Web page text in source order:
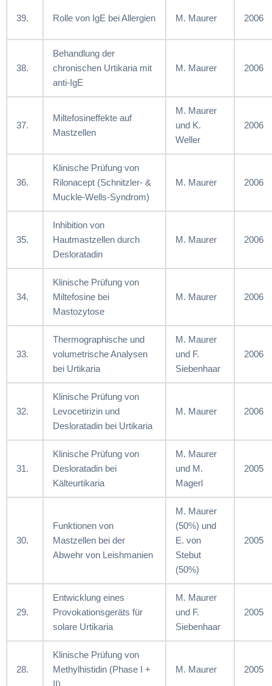
39. Rolle von IgE bei Allergien M. Maurer 2006
38.
Behandlung der
chronischen Urtikaria mit
anti-IgE
M. Maurer 2006
37.
Miltefosineffekte auf
Mastzellen
M. Maurer
und K.
Weller
2006
36.
Klinische Prüfung von
Rilonacept (Schnitzler- &
Muckle-Wells-Syndrom)
M. Maurer 2006
35.
Inhibition von
Hautmastzellen durch
Desloratadin
M. Maurer 2006
34.
Klinische Prüfung von
Miltefosine bei
Mastozytose
M. Maurer 2006
33.
Thermographische und
volumetrische Analysen
bei Urtikaria
M. Maurer
und F.
Siebenhaar
2006
32.
Klinische Prüfung von
Levocetirizin und
Desloratadin bei Urtikaria
M. Maurer 2006
31.
Klinische Prüfung von
Desloratadin bei
Kälteurtikaria
M. Maurer
und M.
Magerl
2005
30.
Funktionen von
Mastzellen bei der
Abwehr von Leishmanien
M. Maurer
(50%) und
E. von
Stebut
(50%)
2005
29.
Entwicklung eines
Provokationsgeräts für
solare Urtikaria
M. Maurer
und F.
Siebenhaar
2005
28.
Klinische Prüfung von
Methylhistidin (Phase I +
M. Maurer 2005